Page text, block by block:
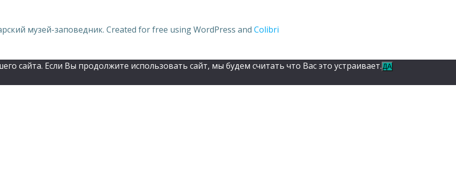
музей-заповедник. Created for free using WordPress and Colibri
сайта. Если Вы продолжите использовать сайт, мы будем считать что Вас это устраивает. ДА